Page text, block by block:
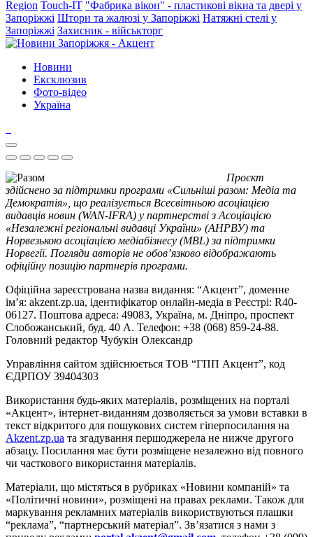
Region Touch-IT "Фабрика вікон" - пластикові вікна та двері у
Запоріжжі Штори та жалюзі у Запоріжжі Натяжні стелі у
Запоріжжі Захисник - військторг
Новини
Ексклюзив
Фото-відео
Україна
Проєкт
здійснено за підтримки програми «Сильніші разом: Медіа та
Демократія», що реалізується Всесвітньою асоціацією
видавців новин (WAN-IFRA) у партнерстві з Асоціацією
«Незалежні регіональні видавці України» (АНРВУ) та
Норвезькою асоціацією медіабізнесу (MBL) за підтримки
Норвегії. Погляди авторів не обов’язково відображають
офіційну позицію партнерів програми.
Офіційна зареєстрована назва видання: “Акцент”, доменне
ім’я: akzent.zp.ua, ідентифікатор онлайн-медіа в Реєстрі: R40-
06127. Поштова адреса: 49083, Україна, м. Дніпро, проспект
Слобожанський, буд. 40 А. Телефон: +38 (068) 859-24-88.
Головний редактор Чубукін Олександр
Управління сайтом здійснюється ТОВ “ГПП Акцент”, код
ЄДРПОУ 39404303
Використання будь-яких матеріалів, розміщених на порталі
«Акцент», інтернет-виданням дозволяється за умови вставки в
текст відкритого для пошукових систем гіперпосилання на
Akzent.zp.ua та згадування першоджерела не нижче другого
абзацу. Посилання має бути розміщене незалежно від повного
чи часткового використання матеріалів.
Матеріали, що містяться в рубриках «Новини компаній» та
«Політичні новини», розміщені на правах реклами. Також для
маркування рекламних матеріалів використвуються плашки
“реклама”, “партнерський матеріал”. Зв’язатися з нами з